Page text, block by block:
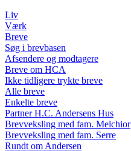
Liv
Værk
Breve
Søg i brevbasen
Afsendere og modtagere
Breve om HCA
Ikke tidligere trykte breve
Alle breve
Enkelte breve
Partner H.C. Andersens Hus
Brevveksling med fam. Melchior
Brevveksling med fam. Serre
Rundt om Andersen